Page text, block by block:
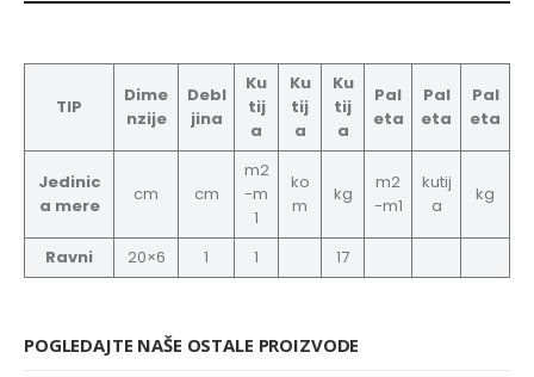
TIP
Dime
nzije
Debl
jina
Ku
tij
a
Ku
tij
a
Ku
tij
a
Pal
eta
Pal
eta
Pal
eta
Jedinic
a mere
cm cm
m2
-m
1
ko
m
kg
m2
-m1
kutij
a
kg
Ravni 20×6 1 1 17
POGLEDAJTE NAŠE OSTALE PROIZVODE